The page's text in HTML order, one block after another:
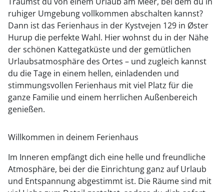
ruhiger Umgebung vollkommen abschalten kannst?
Dann ist das Ferienhaus in der Kystvejen 129 in Øster
Hurup die perfekte Wahl. Hier wohnst du in der Nähe
der schönen Kattegatküste und der gemütlichen
Urlaubsatmosphäre des Ortes – und zugleich kannst
du die Tage in einem hellen, einladenden und
stimmungsvollen Ferienhaus mit viel Platz für die
ganze Familie und einem herrlichen Außenbereich
genießen.
Willkommen in deinem Ferienhaus
Im Inneren empfängt dich eine helle und freundliche
Atmosphäre, bei der die Einrichtung ganz auf Urlaub
und Entspannung abgestimmt ist. Die Räume sind mit